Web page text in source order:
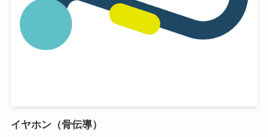
イヤホン（骨伝導）